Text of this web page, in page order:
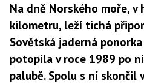
Na dně Norského moře, v
kilometru, leží tichá
Sovětská jaderná
potopila v roce 1989 po
palubě. Spolu s ní skončil